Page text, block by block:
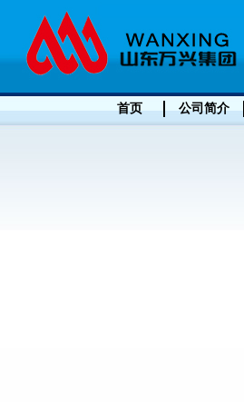
首页 公司简介